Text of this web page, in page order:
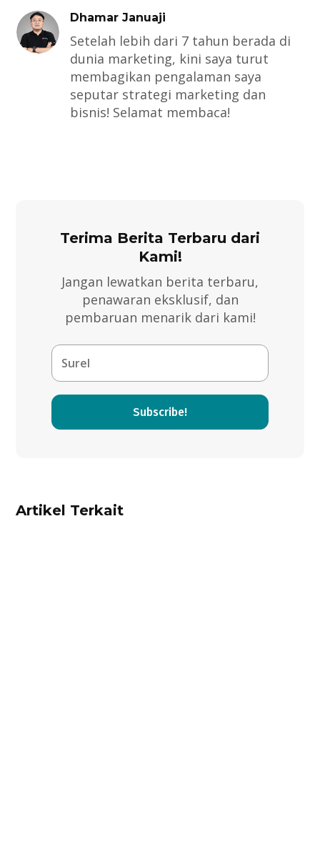
Dhamar Januaji
Setelah lebih dari 7 tahun berada di
dunia marketing, kini saya turut
membagikan pengalaman saya
seputar strategi marketing dan
bisnis! Selamat membaca!
Terima Berita Terbaru dari
Kami!
Jangan lewatkan berita terbaru,
penawaran eksklusif, dan
pembaruan menarik dari kami!
Subscribe!
Artikel Terkait